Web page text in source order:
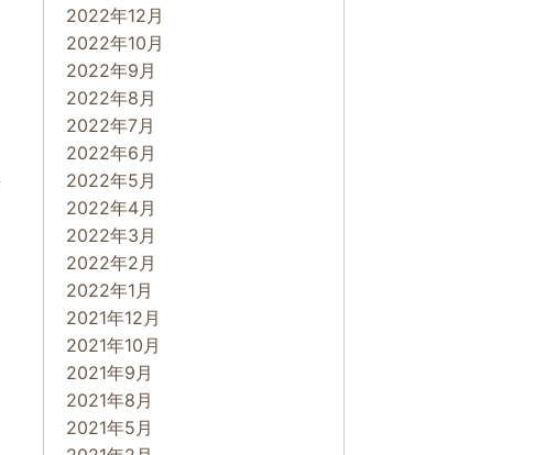
2022年12月
2022年10月
2022年9月
2022年8月
2022年7月
2022年6月
2022年5月
2022年4月
2022年3月
2022年2月
2022年1月
2021年12月
2021年10月
2021年9月
2021年8月
2021年5月